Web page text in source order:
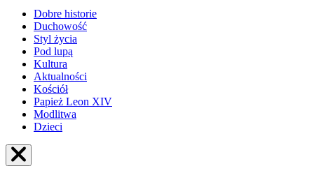
Dobre historie
Duchowość
Styl życia
Pod lupą
Kultura
Aktualności
Kościół
Papież Leon XIV
Modlitwa
Dzieci